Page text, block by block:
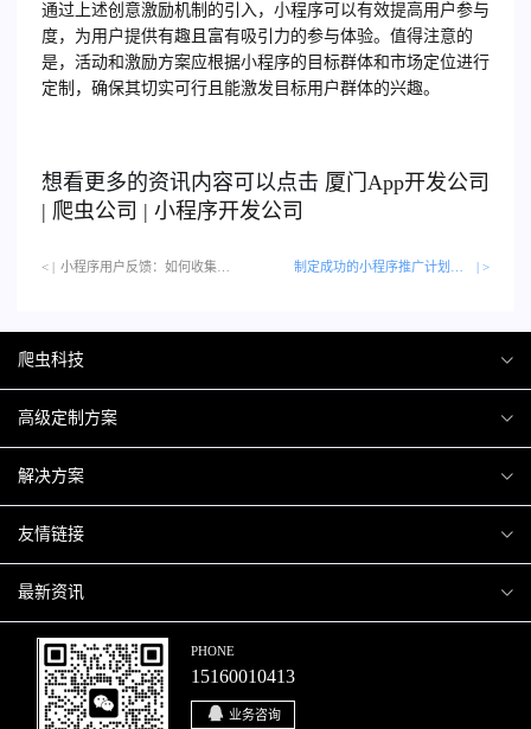
通过上述创意激励机制的引入，小程序可以有效提高用户参与
度，为用户提供有趣且富有吸引力的参与体验。值得注意的
是，活动和激励方案应根据小程序的目标群体和市场定位进行
定制，确保其切实可行且能激发目标用户群体的兴趣。
想看更多的资讯内容可以点击 厦门 App开发公司
| 爬虫公司 | 小程序开发公司
< | | >
爬虫科技
爬虫案例
关于爬虫
高级定制方案
H5互动营销
微信小程序
移动APP
解决方案
商城解决方案
商城会员积分商城解决方案
网站解决方案
智慧校园解决方案
友情链接
厦门小程序开发
厦门APP开发
厦门微商城开发
最新资讯
行业资讯
爬虫动态
PHONE
15160010413
业务咨询